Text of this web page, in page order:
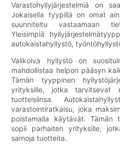
Varastohyllyjärjestelmiä on
Jokaisella tyypillä on omat
suunniteltu vastaamaan
Yleisimpiä
autokaistahyllystö,
Valikoiva hyllystö on
mahdollistaa helpon pääsyn
Tämän tyyppinen
yrityksille, jotka tarvitsevat
tuotteisiinsa.
varastointiratkaisu, joka
poistamalla käytävät. Tämän
sopii parhaiten yrityksille,
samoja tuotteita.